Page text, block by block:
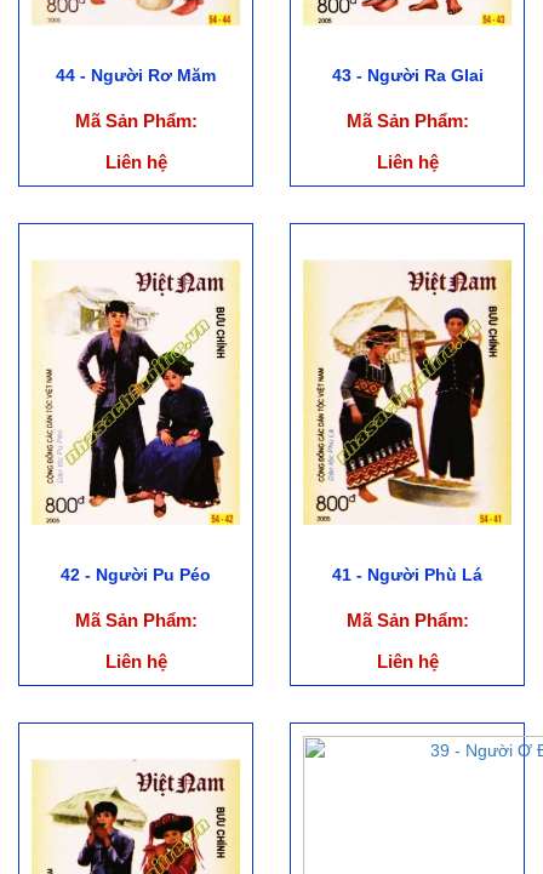
44 - Người Rơ Măm
Mã Sản Phẩm:
Liên hệ
43 - Người Ra Glai
Mã Sản Phẩm:
Liên hệ
42 - Người Pu Péo
Mã Sản Phẩm:
Liên hệ
41 - Người Phù Lá
Mã Sản Phẩm:
Liên hệ